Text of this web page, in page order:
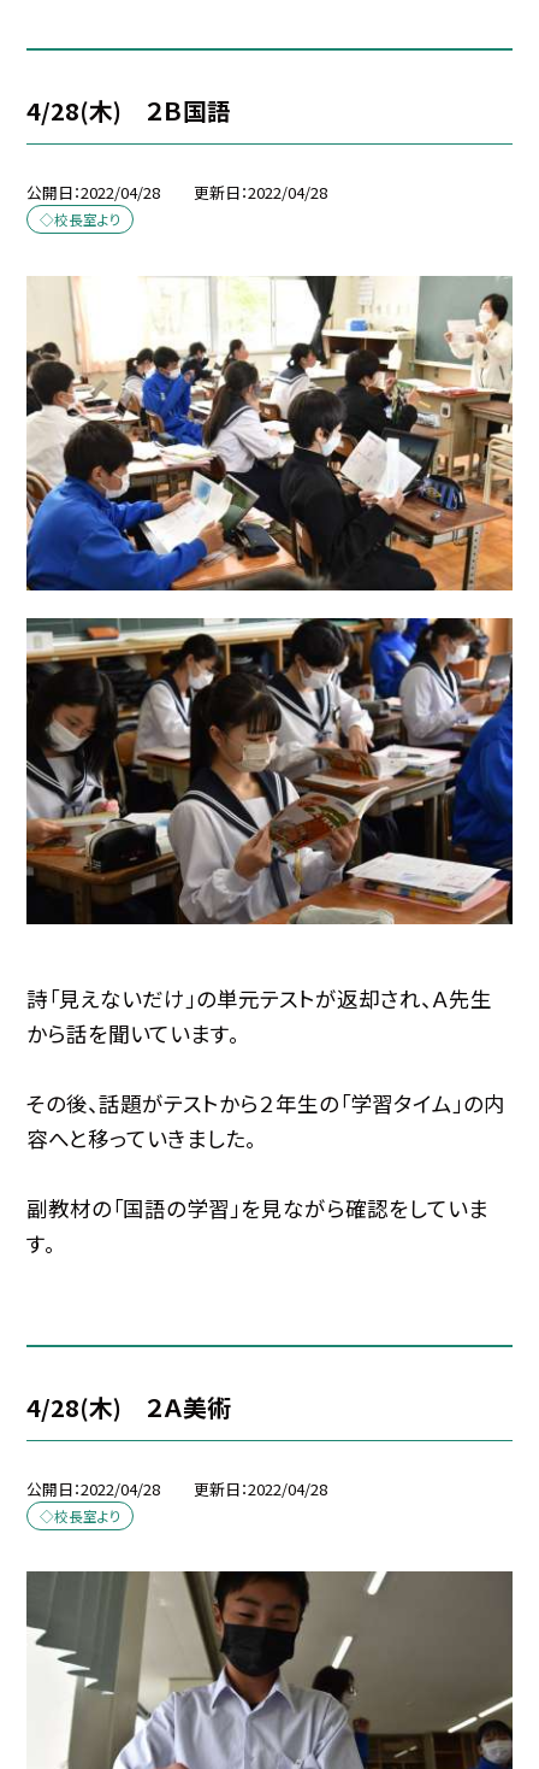
4/28(木) ２Ｂ国語
公開日 2022/04/28 更新日 2022/04/28
◇校長室より
詩「見えないだけ」の単元テストが返却され、Ａ先生
から話を聞いています。
その後、話題がテストから２年生の「学習タイム」の内
容へと移っていきました。
副教材の「国語の学習」を見ながら確認をしていま
す。
4/28(木) ２Ａ美術
公開日 2022/04/28 更新日 2022/04/28
◇校長室より